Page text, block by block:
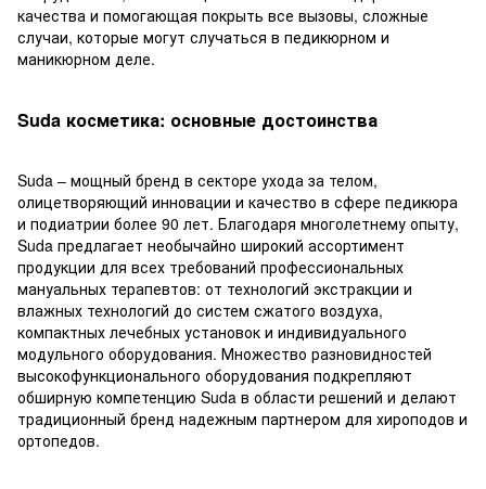
качества и помогающая покрыть все вызовы, сложные
случаи, которые могут случаться в педикюрном и
маникюрном деле.
Suda косметика: основные достоинства
Suda – мощный бренд в секторе ухода за телом,
олицетворяющий инновации и качество в сфере педикюра
и подиатрии более 90 лет. Благодаря многолетнему опыту,
Suda предлагает необычайно широкий ассортимент
продукции для всех требований профессиональных
мануальных терапевтов: от технологий экстракции и
влажных технологий до систем сжатого воздуха,
компактных лечебных установок и индивидуального
модульного оборудования. Множество разновидностей
высокофункционального оборудования подкрепляют
обширную компетенцию Suda в области решений и делают
традиционный бренд надежным партнером для хироподов и
ортопедов.